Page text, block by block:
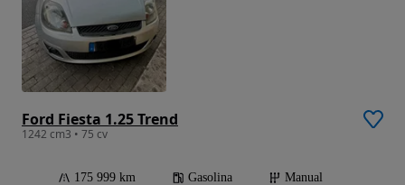
Ford Fiesta 1.25 Trend
1242 cm3 • 75 cv
175 999 km Gasolina
Manual